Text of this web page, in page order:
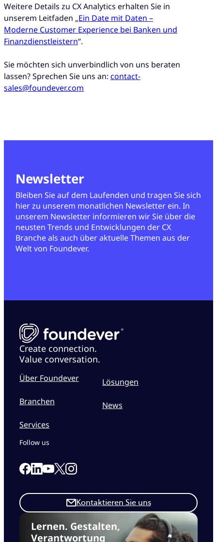
Weitere Details zu CX Analytics erhalten Sie in
unserem Leitfaden „Ein Date mit Daten –
Moderne Customer Experience bei Banken und
Finanzdienstleistern“.
Sie möchten sich unverbindlich von uns beraten
lassen? Sprechen Sie uns an: contact-
sales@foundever.com
Newsletter
Bleiben Sie auf dem Laufenden und tragen Sie sich
hier zu unserem monatlichen Newsletter ein. In
unserem Newsletter informieren wir Sie über die
neusten Trends und Entwicklungen der CX
Branche als auch über aktuelle Themen aus der
Welt von Foundever.
Create connection.
Value conversation.
Über Foundever
Branchen
Services
Lösungen
News
Lernen. Gestalten,
Verantwortung
Kontaktieren Sie uns
Follow us
Link to our Facebook page
Link to our Linkedin page
Link to our Youtube page
Link to our X page
Link to our Instagram page